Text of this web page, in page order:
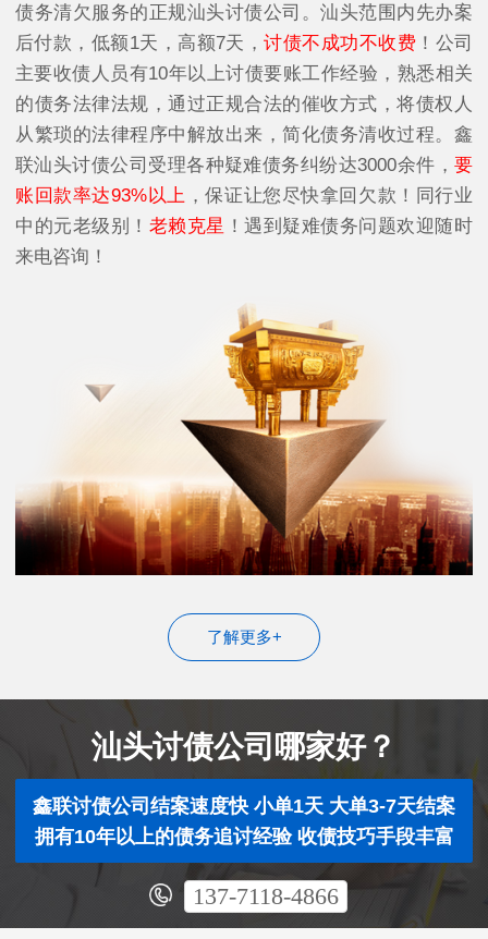
债务清欠服务的正规汕头讨债公司。汕头范围内先办案
后付款，低额1天，高额7天，讨债不成功不收费 ！公司
主要收债人员有10年以上讨债要账工作经验，熟悉相关
的债务法律法规，通过正规合法的催收方式，将债权人
从繁琐的法律程序中解放出来，简化债务清收过程。鑫
联汕头讨债公司受理各种疑难债务纠纷达3000余件， 要
账回款率达93%以上 ，保证让您尽快拿回欠款！同行业
中的元老级别！ 老赖克星 ！遇到疑难债务问题欢迎随时
来电咨询！
了解更多+
汕头讨债公司哪家好？
鑫联讨债公司结案速度快 小单1天 大单3-7天结案
拥有10年以上的债务追讨经验 收债技巧手段丰富
137-7118-4866